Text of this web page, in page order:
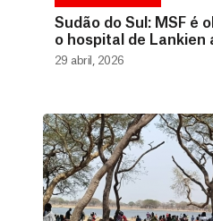
Sudão do Sul: MSF é
o hospital de Lankien
29 abril, 2026